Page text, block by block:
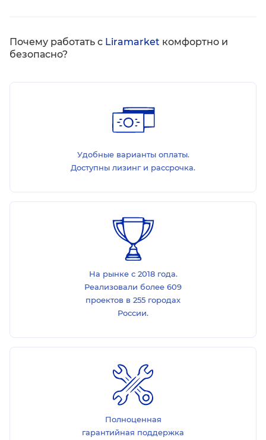
Почему работать с Liramarket комфортно и
безопасно?
Удобные варианты оплаты.
Доступны лизинг и рассрочка.
На рынке с 2018 года.
Реализовали более 609
проектов в 255 городах
России.
Полноценная
гарантийная поддержка